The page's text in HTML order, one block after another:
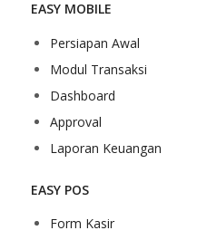
EASY MOBILE
Persiapan Awal
Modul Transaksi
Dashboard
Approval
Laporan Keuangan
EASY POS
Form Kasir